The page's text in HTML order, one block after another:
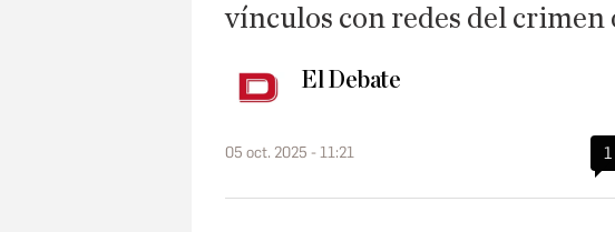
vínculos con redes del crimen
El Debate
05 oct. 2025 - 11:21 1